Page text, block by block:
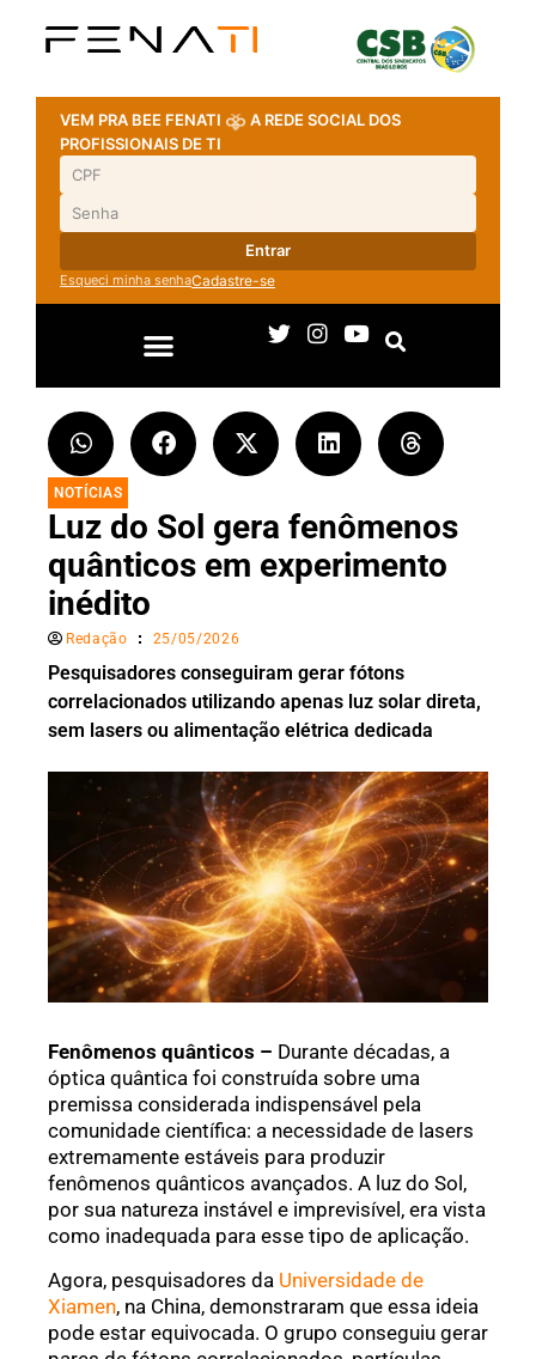
VEM PRA BEE FENATI
A REDE SOCIAL DOS
PROFISSIONAIS DE TI
Entrar
Esqueci minha senhaCadastre-se
NOTÍCIAS
Luz do Sol gera fenômenos
quânticos em experimento
inédito
Redação 25/05/2026
Pesquisadores conseguiram gerar fótons
correlacionados utilizando apenas luz solar direta,
sem lasers ou alimentação elétrica dedicada
Fenômenos quânticos – Durante décadas, a
óptica quântica foi construída sobre uma
premissa considerada indispensável pela
comunidade científica: a necessidade de lasers
extremamente estáveis para produzir
fenômenos quânticos avançados. A luz do Sol,
por sua natureza instável e imprevisível, era vista
como inadequada para esse tipo de aplicação.
Agora, pesquisadores da Universidade de
Xiamen, na China, demonstraram que essa ideia
pode estar equivocada. O grupo conseguiu gerar